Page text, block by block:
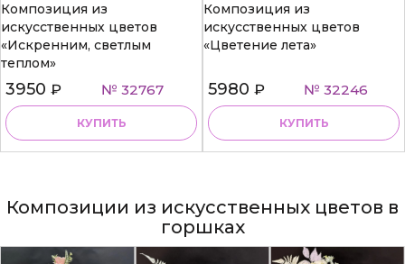
Композиция из
искусственных цветов
«Искренним, светлым
теплом»
3950 ₽ № 32767
КУПИТЬ
Композиция из
искусственных цветов
«Цветение лета»
5980 ₽ № 32246
КУПИТЬ
Композиции из искусственных цветов в
горшках